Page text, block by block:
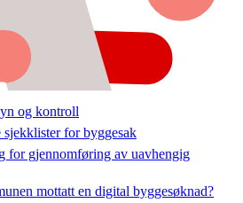
og kontroll
sjekklister for byggesak
for gjennomføring av uavhengig
mottatt en digital byggesøknad?